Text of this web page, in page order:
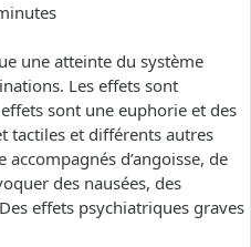
une atteinte du système
Les effets sont
sont une euphorie et des
tactiles et différents autres
d’angoisse, de
des nausées, des
effets psychiatriques graves